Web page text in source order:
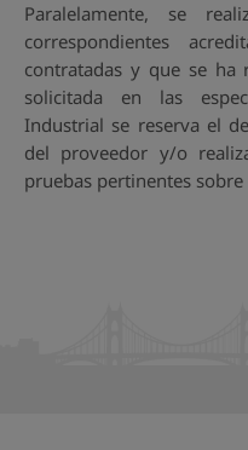
Paralelamente, se
correspondientes
contratadas y que se ha
solicitada en las
Industrial se reserva el
del proveedor y/o
pruebas pertinentes